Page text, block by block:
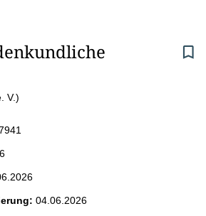
V.)
04.06.2026